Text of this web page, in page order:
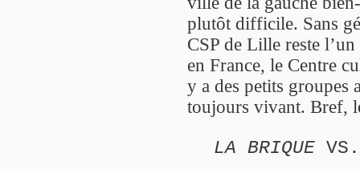
plutôt difficile. Sans
CSP de Lille reste
en France, le Centre
y a des petits groupes
toujours vivant. Bref,
LA BRIQUE